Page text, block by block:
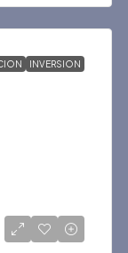
INVERSION